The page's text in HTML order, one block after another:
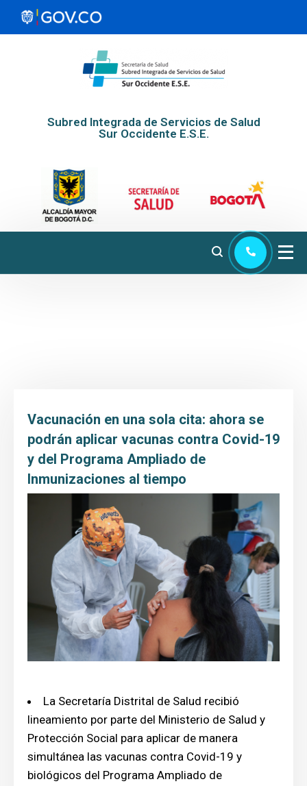
Subred Integrada de Servicios de Salud
Sur Occidente E.S.E.
Entidad
Prensa
Educación al paciente
Vacunación en una sola cita: ahora se
podrán aplicar vacunas contra Covid-19
y del Programa Ampliado de
Inmunizaciones al tiempo
La Secretaría Distrital de Salud recibió
lineamiento por parte del Ministerio de Salud y
Protección Social para aplicar de manera
simultánea las vacunas contra Covid-19 y
biológicos del Programa Ampliado de